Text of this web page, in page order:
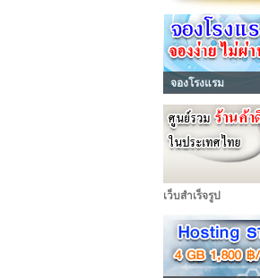
จองโรงแรม
เว็บสำเร็จรูป